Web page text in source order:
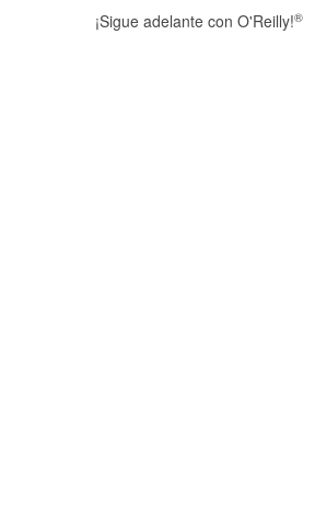
¡Sigue adelante con O'Reilly!®